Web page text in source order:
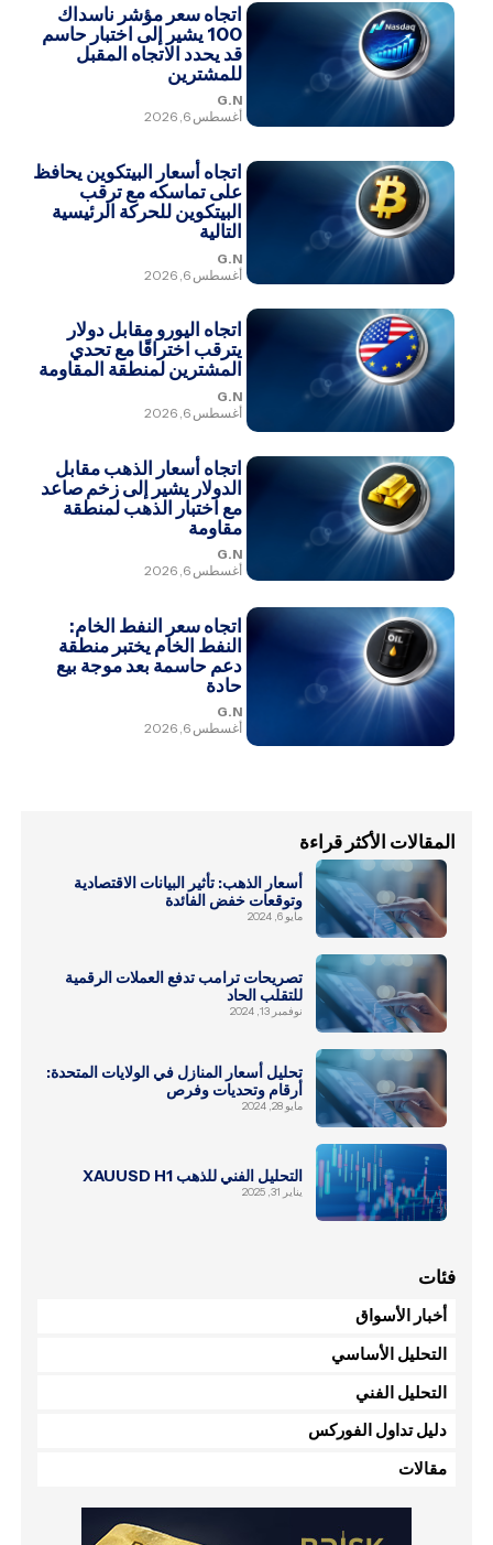
اتجاه سعر مؤشر ناسداك
100 يشير إلى اختبار حاسم
قد يحدد الاتجاه المقبل
للمشترين
G.N
أغسطس 6, 2026
اتجاه أسعار البيتكوين يحافظ
على تماسكه مع ترقب
البيتكوين للحركة الرئيسية
التالية
G.N
أغسطس 6, 2026
اتجاه اليورو مقابل دولار
يترقب اختراقًا مع تحدي
المشترين لمنطقة المقاومة
G.N
أغسطس 6, 2026
اتجاه أسعار الذهب مقابل
الدولار يشير إلى زخم صاعد
مع اختبار الذهب لمنطقة
مقاومة
G.N
أغسطس 6, 2026
اتجاه سعر النفط الخام:
النفط الخام يختبر منطقة
دعم حاسمة بعد موجة بيع
حادة
G.N
أغسطس 6, 2026
المقالات الأكثر قراءة
أسعار الذهب: تأثير البيانات الاقتصادية
وتوقعات خفض الفائدة
مايو 6, 2024
تصريحات ترامب تدفع العملات الرقمية
للتقلب الحاد
نوفمبر 13, 2024
تحليل أسعار المنازل في الولايات المتحدة:
أرقام وتحديات وفرص
مايو 28, 2024
التحليل الفني للذهب XAUUSD H1
يناير 31, 2025
فئات
أخبار الأسواق
التحليل الأساسي
التحليل الفني
دليل تداول الفوركس
مقالات